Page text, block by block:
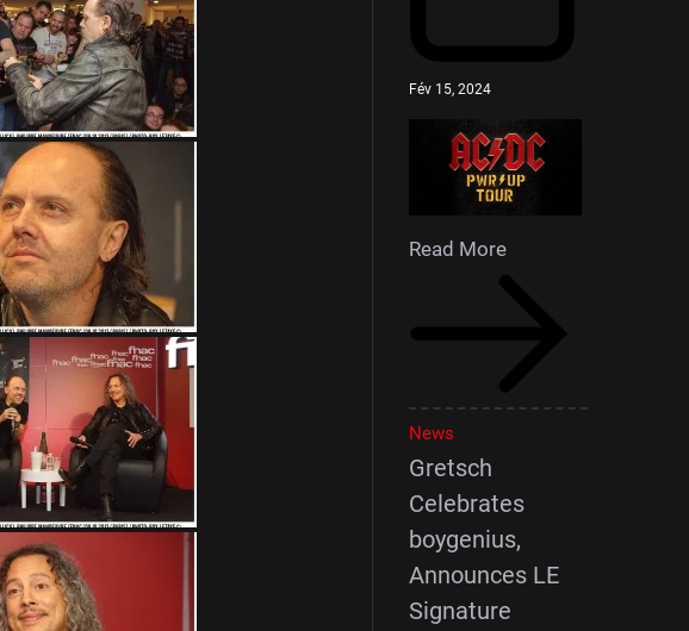
Fév 15, 2024
Read More
News
Gretsch
Celebrates
boygenius,
Announces LE
Signature